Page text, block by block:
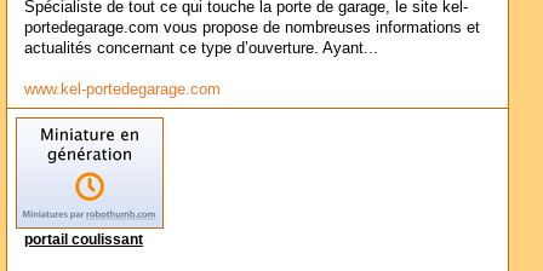
Spécialiste de tout ce qui touche la porte de garage, le site kel-
portedegarage.com vous propose de nombreuses informations et
actualités concernant ce type d’ouverture. Ayant...
www.kel-portedegarage.com
portail coulissant